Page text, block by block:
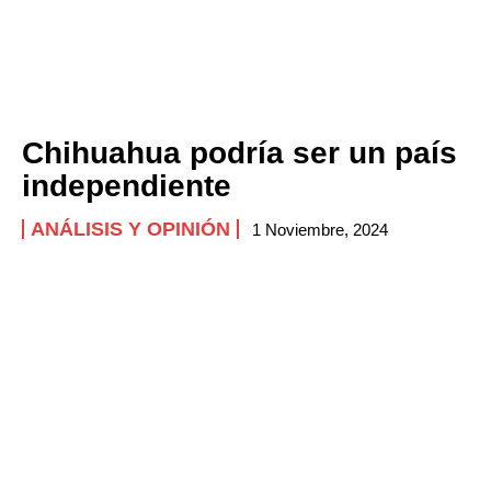
Chihuahua podría ser un país
independiente
ANÁLISIS Y OPINIÓN 1 Noviembre, 2024